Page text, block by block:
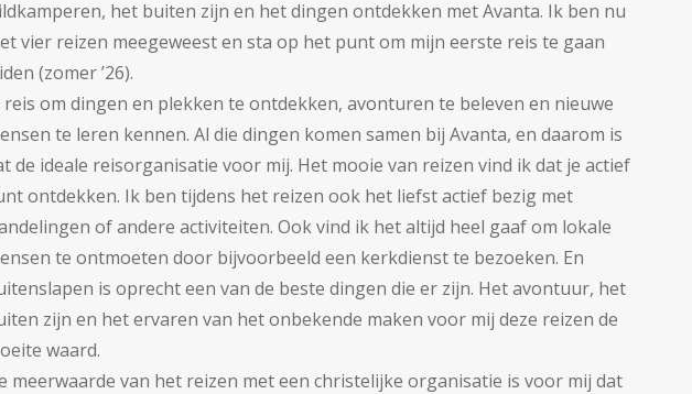
het buiten zijn en het dingen ontdekken met Avanta. Ik ben nu
vier reizen meegeweest en sta op het punt om mijn eerste reis te gaan
(zomer ’26).
reis om dingen en plekken te ontdekken, avonturen te beleven en nieuwe
te leren kennen. Al die dingen komen samen bij Avanta, en daarom is
de ideale reisorganisatie voor mij. Het mooie van reizen vind ik dat je actief
ontdekken. Ik ben tijdens het reizen ook het liefst actief bezig met
of andere activiteiten. Ook vind ik het altijd heel gaaf om lokale
te ontmoeten door bijvoorbeeld een kerkdienst te bezoeken. En
is oprecht een van de beste dingen die er zijn. Het avontuur, het
zijn en het ervaren van het onbekende maken voor mij deze reizen de
waard.
meerwaarde van het reizen met een christelijke organisatie is voor mij dat